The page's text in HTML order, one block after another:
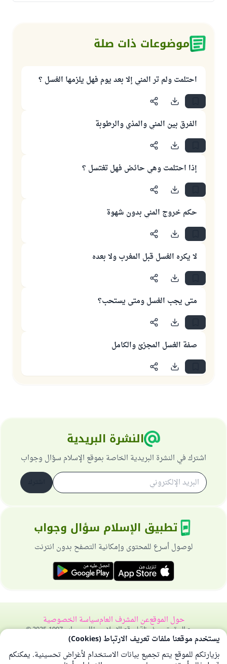
موضوعات ذات صلة
احتلمت ولم تر المني إلا بعد يوم فهل يلزمها الغسل ؟
الفرق بين المني والمذي والرطوبة
إذا احتلمت وهي حائض فهل تغتسل ؟
حكم خروج المني بدون شهوة
لا يكره الغسل قبل المغرب ولا بعده
متى يجب الغسل ومتى يستحب؟
صفة الغسل المجزئ والكامل
النشرة البريدية
اشترك في النشرة البريدية الخاصة بموقع الإسلام سؤال وجواب
تطبيق الإسلام سؤال وجواب
لوصول أسرع للمحتوى وإمكانية التصفح بدون انترنت
حول الموقععن المشرف العامسياسة الخصوصية
جميع الحقوق محفوظة لموقع الإسلام سؤال وجواب 1997-2025 ©
يستخدم موقعنا ملفات تعريف الارتباط (Cookies)
بزيارتكم للموقع يتم تجميع بيانات الاستخدام لأغراض تحسينية. يمكنكم